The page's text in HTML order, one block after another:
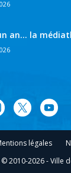
an… la
légales
2010-2026 - Ville